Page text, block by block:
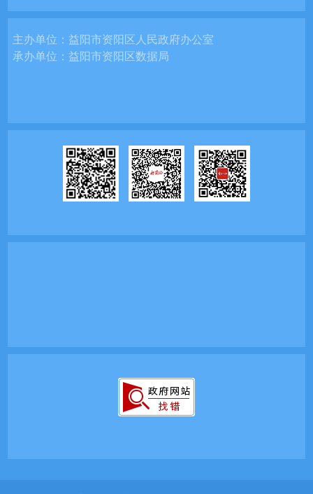
主办单位：益阳市资阳区人民政府办公室
承办单位：益阳市资阳区数据局